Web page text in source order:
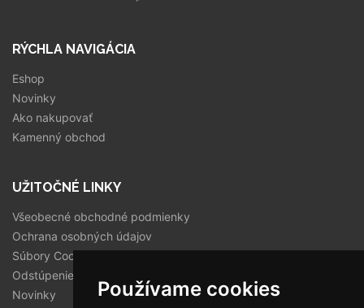
Používame cookies
RÝCHLA NAVIGÁCIA
Eshop
Novinky
Ako nakupovať
Kamenný obchod
UŽITOČNÉ LINKY
Všeobecné obchodné podmienky
Ochrana osobných údajov
Súbory Cookies
Odstúpenie od zmluvy
Novinky